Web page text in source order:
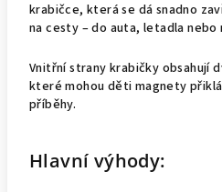
krabičce, která se dá snadno
na cesty – do auta, letadla nebo
Vnitřní strany krabičky obsahují
které mohou děti magnety
příběhy.
Hlavní výhody: